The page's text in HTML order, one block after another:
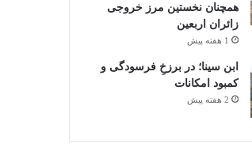
همچنان نخستین مرز خروجی
زائران اربعین
1 هفته پیش
ابن سینا؛ در برزخِ فرسودگی و
کمبود امکانات
2 هفته پیش